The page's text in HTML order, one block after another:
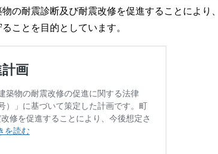
の耐震診断及び耐震改修を促進することにより
ことを目的としています。